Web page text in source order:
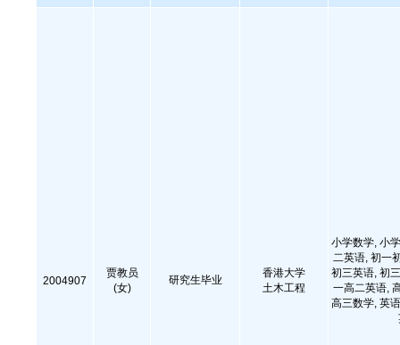
2004907
贾教员
(女)
研究生毕业
香港大学
土木工程
小学数学, 小
二英语, 初一
初三英语, 初
一高二英语,
高三数学, 英